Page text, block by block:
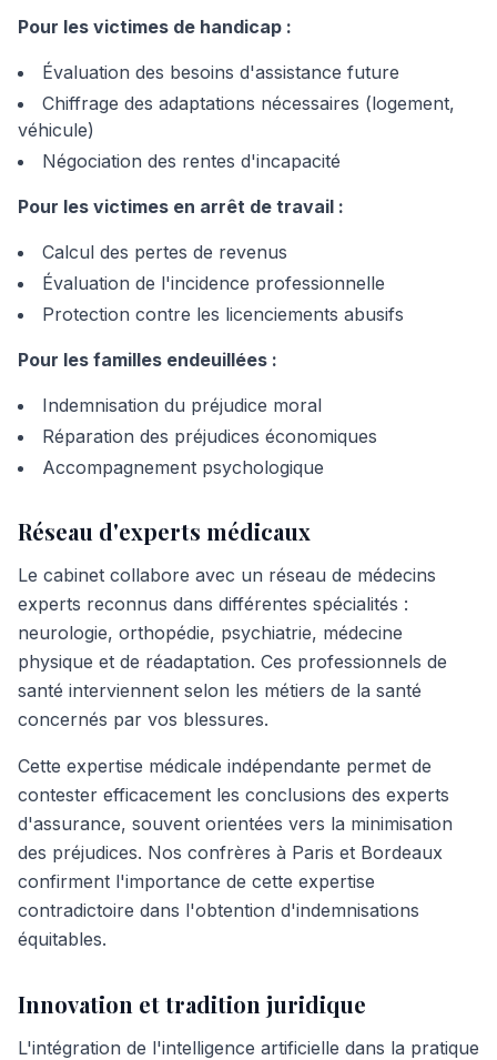
Pour les victimes de handicap :
Évaluation des besoins d'assistance future
Chiffrage des adaptations nécessaires (logement,
véhicule)
Négociation des rentes d'incapacité
Pour les victimes en arrêt de travail :
Calcul des pertes de revenus
Évaluation de l'incidence professionnelle
Protection contre les licenciements abusifs
Pour les familles endeuillées :
Indemnisation du préjudice moral
Réparation des préjudices économiques
Accompagnement psychologique
Réseau d'experts médicaux
Le cabinet collabore avec un réseau de médecins
experts reconnus dans différentes spécialités :
neurologie, orthopédie, psychiatrie, médecine
physique et de réadaptation. Ces professionnels de
santé interviennent selon les métiers de la santé
concernés par vos blessures.
Cette expertise médicale indépendante permet de
contester efficacement les conclusions des experts
d'assurance, souvent orientées vers la minimisation
des préjudices. Nos confrères à Paris et Bordeaux
confirment l'importance de cette expertise
contradictoire dans l'obtention d'indemnisations
équitables.
Innovation et tradition juridique
L'intégration de l'intelligence artificielle dans la pratique